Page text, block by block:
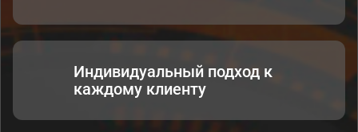
Индивидуальный подход к
каждому клиенту